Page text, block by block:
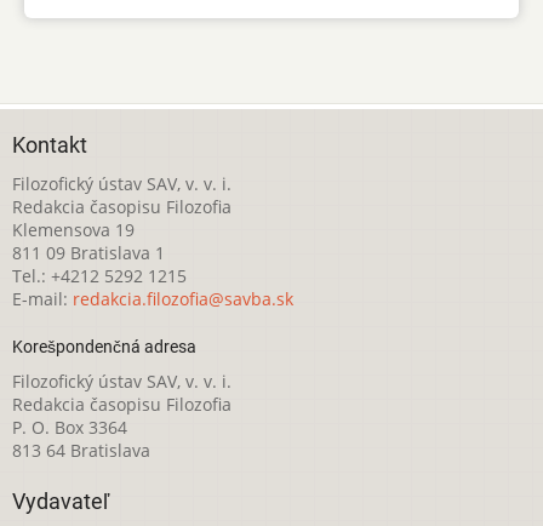
Kontakt
Filozofický ústav SAV, v. v. i.
Redakcia časopisu Filozofia
Klemensova 19
811 09 Bratislava 1
Tel.: +4212 5292 1215
E-mail: redakcia.filozofia@savba.sk
Korešpondenčná adresa
Filozofický ústav SAV, v. v. i.
Redakcia časopisu Filozofia
P. O. Box 3364
813 64 Bratislava
Vydavateľ